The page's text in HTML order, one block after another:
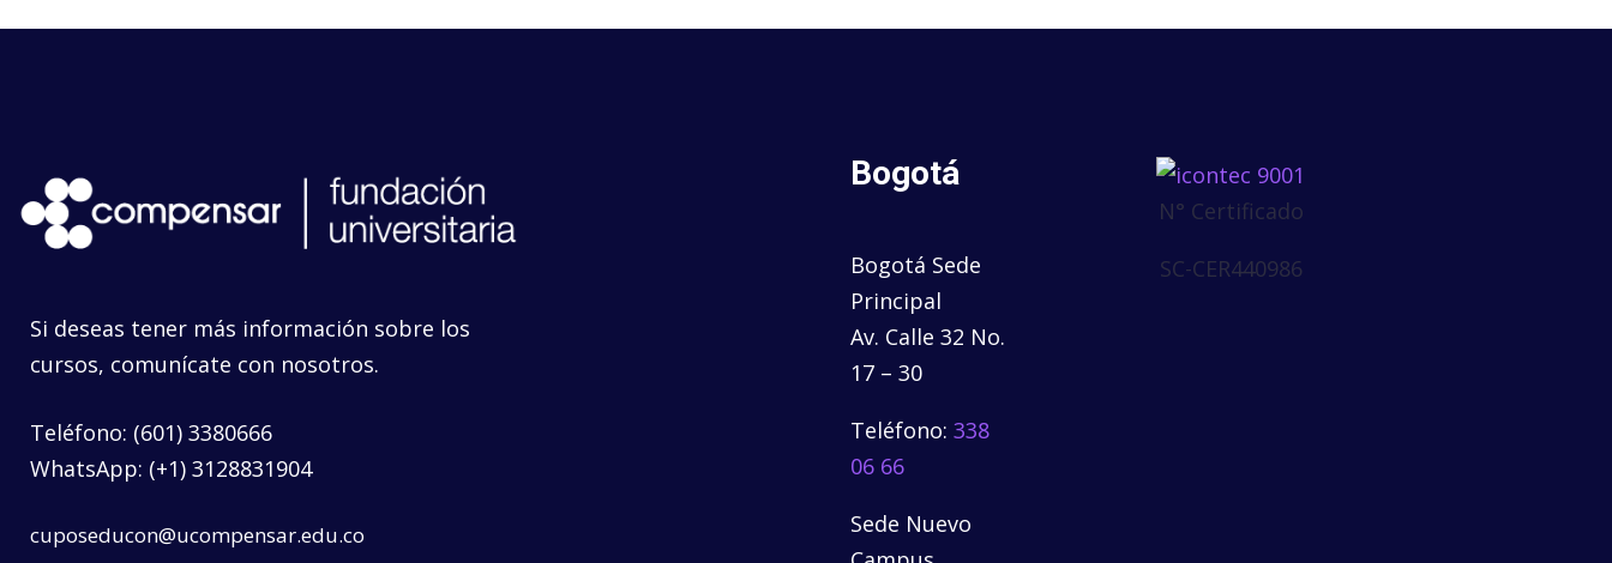
Si deseas tener más información sobre los
cursos, comunícate con nosotros.
Teléfono: (601) 3380666
WhatsApp: (+1) 3128831904
cuposeducon@ucompensar.edu.co
Bogotá
Bogotá Sede
Principal
Av. Calle 32 No.
17 – 30
Teléfono: 338
06 66
Sede Nuevo
N° Certificado
SC-CER440986